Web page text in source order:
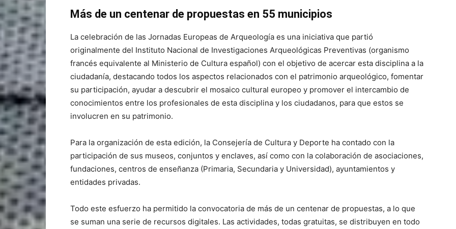
Más de un centenar de propuestas en 55 municipios
La celebración de las Jornadas Europeas de Arqueología es una iniciativa que partió
originalmente del Instituto Nacional de Investigaciones Arqueológicas Preventivas (organismo
francés equivalente al Ministerio de Cultura español) con el objetivo de acercar esta disciplina a la
ciudadanía, destacando todos los aspectos relacionados con el patrimonio arqueológico, fomentar
su participación, ayudar a descubrir el mosaico cultural europeo y promover el intercambio de
conocimientos entre los profesionales de esta disciplina y los ciudadanos, para que estos se
involucren en su patrimonio.
Para la organización de esta edición, la Consejería de Cultura y Deporte ha contado con la
participación de sus museos, conjuntos y enclaves, así como con la colaboración de asociaciones,
fundaciones, centros de enseñanza (Primaria, Secundaria y Universidad), ayuntamientos y
entidades privadas.
Todo este esfuerzo ha permitido la convocatoria de más de un centenar de propuestas, a lo que
se suman una serie de recursos digitales. Las actividades, todas gratuitas, se distribuyen en todo